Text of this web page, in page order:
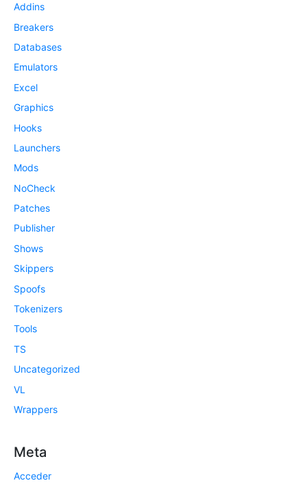
Addins
Breakers
Databases
Emulators
Excel
Graphics
Hooks
Launchers
Mods
NoCheck
Patches
Publisher
Shows
Skippers
Spoofs
Tokenizers
Tools
TS
Uncategorized
VL
Wrappers
Meta
Acceder